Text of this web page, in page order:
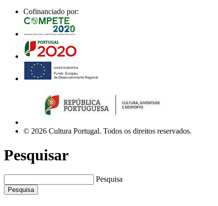
Cofinanciado por:
© 2026 Cultura Portugal. Todos os direitos reservados.
Pesquisar
Pesquisa
Pesquisa